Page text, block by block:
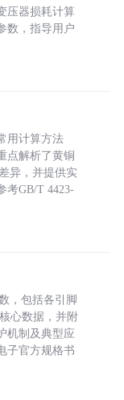
压器损耗计算
数，指导用户
用计算方法
点解析了黄铜
异，并提供实
考GB/T 4423-
，包括各引脚
心数据，并附
机制及典型应
子官方规格书